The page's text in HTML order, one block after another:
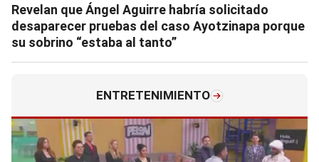
Revelan que Ángel Aguirre habría solicitado
desaparecer pruebas del caso Ayotzinapa porque
su sobrino “estaba al tanto”
ENTRETENIMIENTO